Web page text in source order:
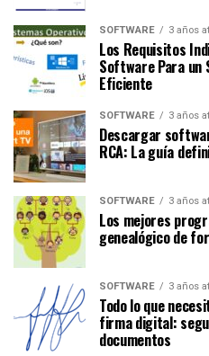
SOFTWARE 3 años
Los Requisitos
Software Para un
Eficiente
SOFTWARE 3 años
Descargar
RCA: La guía
SOFTWARE 3 años
Los mejores
genealógico de
SOFTWARE 3 años
Todo lo que
firma digital:
documentos